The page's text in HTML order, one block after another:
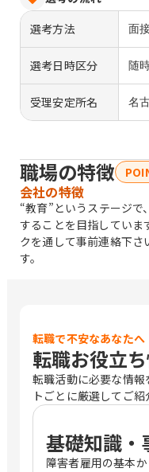
選考方法
面
選考日時区分 随
受理安定所名 名
職場の特徴
会社の特徴
“教育”というステージ
することを目指してい
クを通して事前連絡下
す。
転職で不安なあなたへ
転職お役立
転職活動に必要な情
トごとに厳選してご紹
基礎知識・
障害者雇用の基本